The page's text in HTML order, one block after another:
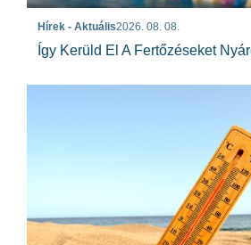
Hírek - Aktuális2026. 08. 08.
Így Kerüld El A Fertőzéseket